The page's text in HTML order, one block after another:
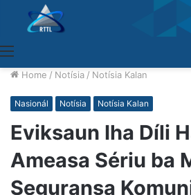
Home / Notísia / Notísia Kalan
Nasionál Notísia Notísia Kalan
Eviksaun Iha Díli
Ameasa Sériu ba
Seguransa